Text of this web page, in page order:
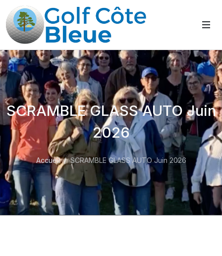
SCRAMBLE GLASS AUTO Juin
2026
Accueil SCRAMBLE GLASS AUTO Juin 2026